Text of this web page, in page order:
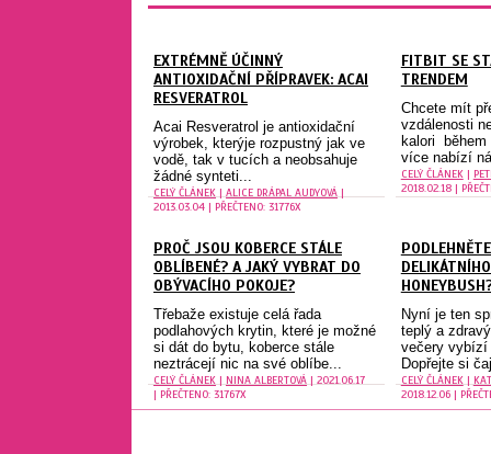
EXTRÉMNĚ ÚČINNÝ
ANTIOXIDAČNÍ PŘÍPRAVEK: ACAI
RESVERATROL
Acai Resveratrol je antioxidační
výrobek, kterýje rozpustný jak ve
vodě, tak v tucích a neobsahuje
žádné synteti...
CELÝ ČLÁNEK | ALICE DRÁPAL AUDYOVÁ |
2013.03.04 | PŘEČTENO: 31776X
FITBIT SE
TRENDEM
Chcete mít
vzdálenosti
kalori během
více nabízí
CELÝ ČLÁNEK|
2018.02.18 |
PROČ JSOU KOBERCE STÁLE
OBLÍBENÉ? A JAKÝ VYBRAT DO
OBÝVACÍHO POKOJE?
Třebaže existuje celá řada
podlahových krytin, které je možné
si dát do bytu, koberce stále
neztrácejí nic na své oblíbe...
CELÝ ČLÁNEK | NINA ALBERTOVÁ | 2021.06.17
| PŘEČTENO: 31767X
Nyní je ten
teplý a
večery vybízí
Dopřejte si
CELÝ ČLÁNEK|
2018.12.06 |